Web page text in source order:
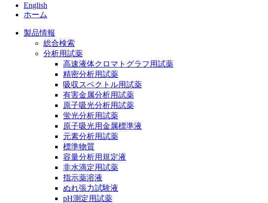
English
ホーム
製品情報
総合検索
分析用試薬
高速液体クロマトグラフ用試薬
精密分析用試薬
吸収スペクトル用試薬
有害金属分析用試薬
原子吸光分析用試薬
蛍光分析用試薬
原子吸光用金属標準液
元素分析用試薬
標準物質
容量分析用規定液
非水滴定用試薬
指示薬溶液
ぬれ張力試験液
pH測定用試薬